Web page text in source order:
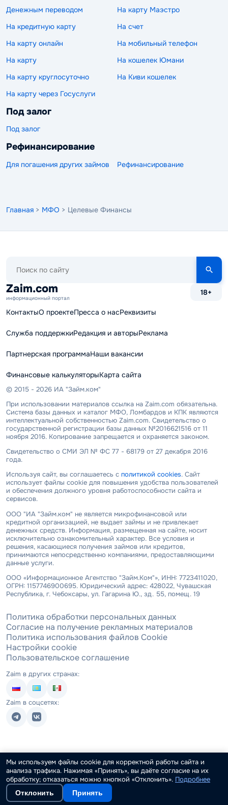
Денежным переводом
На карту Маэстро
На кредитную карту
На счет
На карту онлайн
На мобильный телефон
На карту
На кошелек Юмани
На карту круглосуточно
На Киви кошелек
На карту через Госуслуги
Под залог
Под залог
Рефинансирование
Для погашения других займов Рефинансирование
Главная > МФО > Целевые Финансы
сайту
Zaim.com
информационный портал
18+
КонтактыО проектеПресса о насРеквизиты
Служба поддержкиРедакция и авторыРеклама
Партнерская программаНаши вакансии
Финансовые калькуляторыКарта сайта
© 2015 - 2026 ИА "Займ.ком"
При использовании материалов ссылка на Zaim.com обязательна.
Система базы данных и каталог МФО, Ломбардов и КПК являются
интеллектуальной собственностью Zaim.com. Свидетельство о
государственной регистрации базы данных №2016621516 от 11
ноября 2016. Копирование запрещается и охраняется законом.
Свидетельство о СМИ ЭЛ № ФС 77 - 68179 от 27 декабря 2016
года.
Используя сайт, вы соглашаетесь с политикой cookies. Сайт
использует файлы cookie для повышения удобства пользователей
и обеспечения должного уровня работоспособности сайта и
сервисов.
ООО "ИА "Займ.ком" не является микрофинансовой или
кредитной организацией, не выдает займы и не привлекает
денежных средств. Информация, размещенная на сайте, носит
исключительно ознакомительный характер. Все условия и
решения, касающиеся получения займов или кредитов,
принимаются непосредственно компаниями, предоставляющими
данные услуги.
ООО «Информационное Агентство "Займ.Ком"», ИНН: 7723411020,
ОГРН: 1157746900695. Юридический адрес: 428022, Чувашская
Республика, г. Чебоксары, ул. Гагарина Ю., зд. 55, помещ. 19
Политика обработки персональных данных
Согласие на получение рекламных материалов
Политика использования файлов Cookie
Настройки cookie
Пользовательское соглашение
Zaim в других странах:
Zaim в соцсетях:
Мы используем файлы cookie для корректной работы сайта и
анализа трафика. Нажимая «Принять», вы даёте согласие на их
обработку; отказаться можно кнопкой «Отклонить». Подробнее
Отклонить Принять